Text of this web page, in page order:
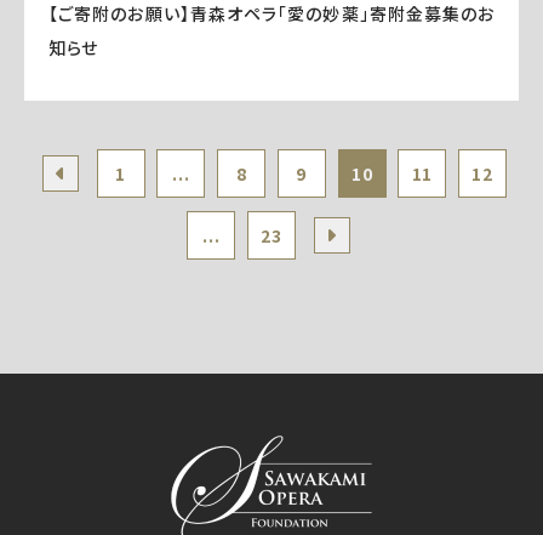
【ご寄附のお願い】青森オペラ「愛の妙薬」寄附金募集のお
知らせ
1 ... 8 9 10 11 12
... 23